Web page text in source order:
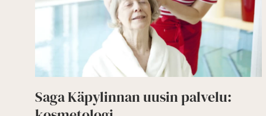
Saga Käpylinnan uusin palvelu: